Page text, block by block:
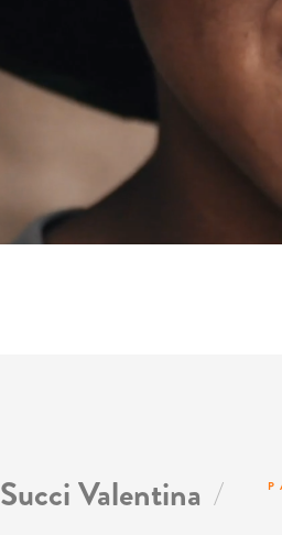
Succi Valentina /